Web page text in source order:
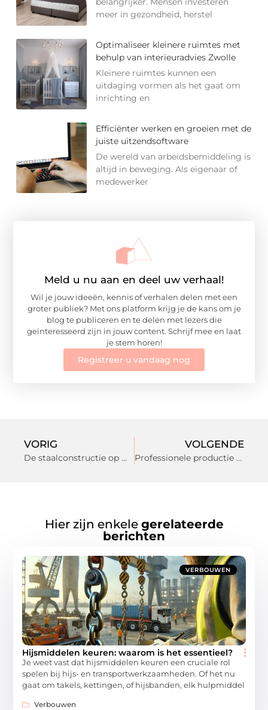
meer in gezondheid, herstel
Optimaliseer kleinere ruimtes met
behulp van interieuradvies Zwolle
Kleinere ruimtes kunnen een
uitdaging vormen als het gaat om
inrichting en
Efficiënter werken en groeien met de
juiste uitzendsoftware
De wereld van arbeidsbemiddeling is
altijd in beweging. Als eigenaar of
medewerker
Meld u nu aan en deel uw verhaal!
Wil je jouw ideeën, kennis of verhalen delen met een
groter publiek? Met ons platform krijg je de kans om je
blog te publiceren en te delen met lezers die
geïnteresseerd zijn in jouw content. Schrijf mee en laat
je stem horen!
Registreer u vandaag nog
VORIG
De staalconstructie op maat: een ontwikkeling passend bij de steeds beter geïnformeerde particulier
VOLGENDE
Professionele productie van kunststof ventilatieroosters in Amersfoort
Hier zijn enkele gerelateerde
berichten
VERBOUWEN
Hijsmiddelen keuren: waarom is het essentieel?
Je weet vast dat hijsmiddelen keuren een cruciale rol
spelen bij hijs- en transportwerkzaamheden. Of het nu
gaat om takels, kettingen, of hijsbanden, elk hulpmiddel
Verbouwen